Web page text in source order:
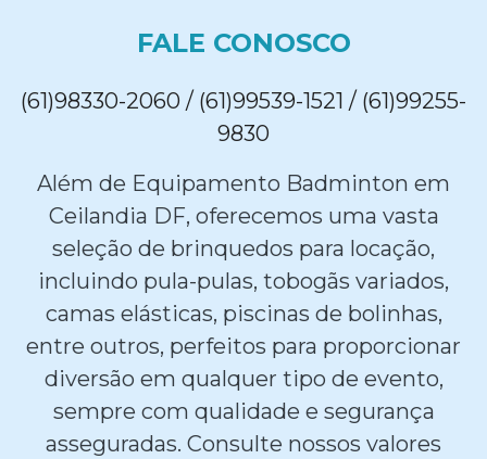
FALE CONOSCO
(61)98330-2060 / (61)99539-1521 / (61)99255-
9830
Além de Equipamento Badminton em
Ceilandia DF, oferecemos uma vasta
seleção de brinquedos para locação,
incluindo pula-pulas, tobogãs variados,
camas elásticas, piscinas de bolinhas,
entre outros, perfeitos para proporcionar
diversão em qualquer tipo de evento,
sempre com qualidade e segurança
asseguradas. Consulte nossos valores